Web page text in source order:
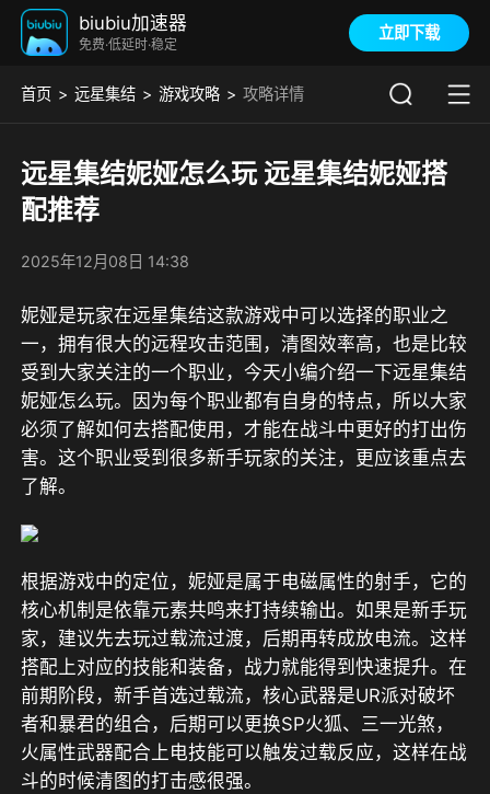
biubiu加速器
免费·低延时·稳定
立即下载
首页 远星集结 游戏攻略 攻略详情
远星集结妮娅怎么玩 远星集结妮娅搭
配推荐
2025年12月08日 14:38
妮娅是玩家在远星集结这款游戏中可以选择的职业之
一，拥有很大的远程攻击范围，清图效率高，也是比较
受到大家关注的一个职业，今天小编介绍一下远星集结
妮娅怎么玩。因为每个职业都有自身的特点，所以大家
必须了解如何去搭配使用，才能在战斗中更好的打出伤
害。这个职业受到很多新手玩家的关注，更应该重点去
了解。
根据游戏中的定位，妮娅是属于电磁属性的射手，它的
核心机制是依靠元素共鸣来打持续输出。如果是新手玩
家，建议先去玩过载流过渡，后期再转成放电流。这样
搭配上对应的技能和装备，战力就能得到快速提升。在
前期阶段，新手首选过载流，核心武器是UR派对破坏
者和暴君的组合，后期可以更换SP火狐、三一光煞，
火属性武器配合上电技能可以触发过载反应，这样在战
斗的时候清图的打击感很强。